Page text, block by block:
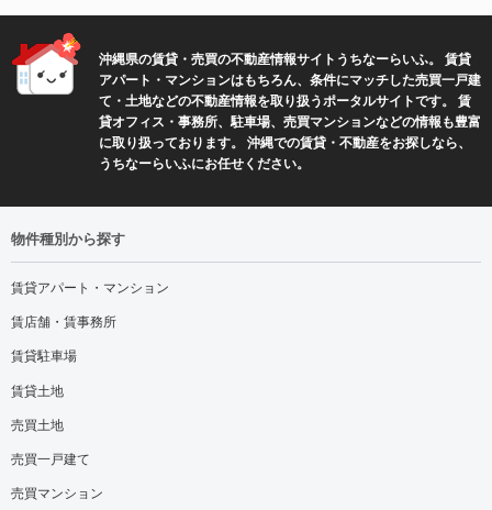
沖縄県の賃貸・売買の不動産情報サイトうちなーらいふ。 賃貸
アパート・マンションはもちろん、条件にマッチした売買一戸建
て・土地などの不動産情報を取り扱うポータルサイトです。 賃
貸オフィス・事務所、駐車場、売買マンションなどの情報も豊富
に取り扱っております。 沖縄での賃貸・不動産をお探しなら、
うちなーらいふにお任せください。
物件種別から探す
賃貸アパート・マンション
賃店舗・賃事務所
賃貸駐車場
賃貸土地
売買土地
売買一戸建て
売買マンション